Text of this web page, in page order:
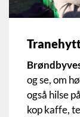
og se, om
også hilse
kop kaffe,